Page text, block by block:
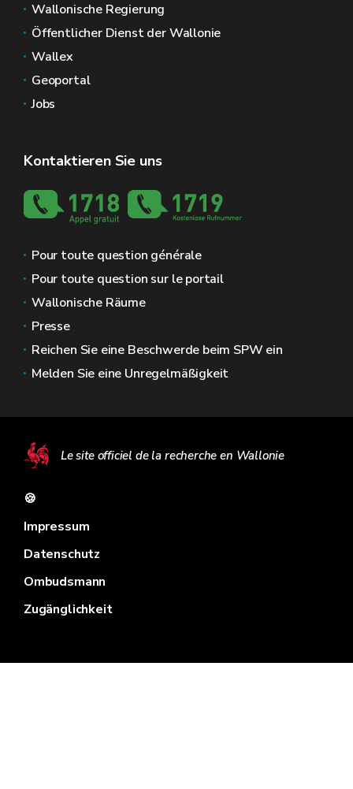
Wallonische Regierung
Öffentlicher Dienst der Wallonie
Wallex
Geoportal
Jobs
Kontaktieren Sie uns
Pour toute question générale
Pour toute question sur le portail
Wallonische Räume
Presse
Reichen Sie eine Beschwerde beim SPW ein
Melden Sie eine Unregelmäßigkeit
Le site officiel de la recherche en Wallonie
🍪
Impressum
Datenschutz
Ombudsmann
Zugänglichkeit